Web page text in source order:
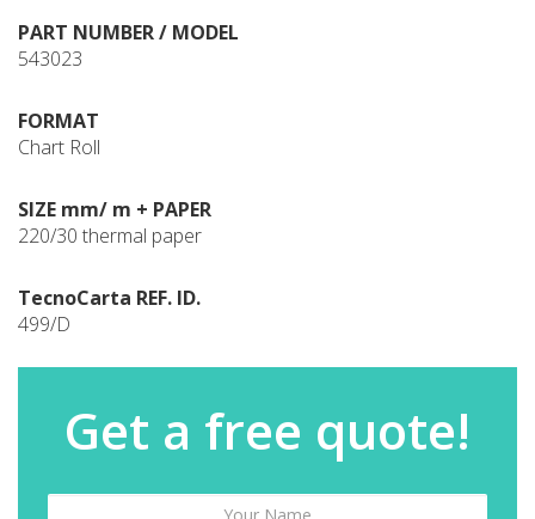
PART NUMBER / MODEL
543023
FORMAT
Chart Roll
SIZE mm/ m + PAPER
220/30 thermal paper
TecnoCarta REF. ID.
499/D
Get a free quote!